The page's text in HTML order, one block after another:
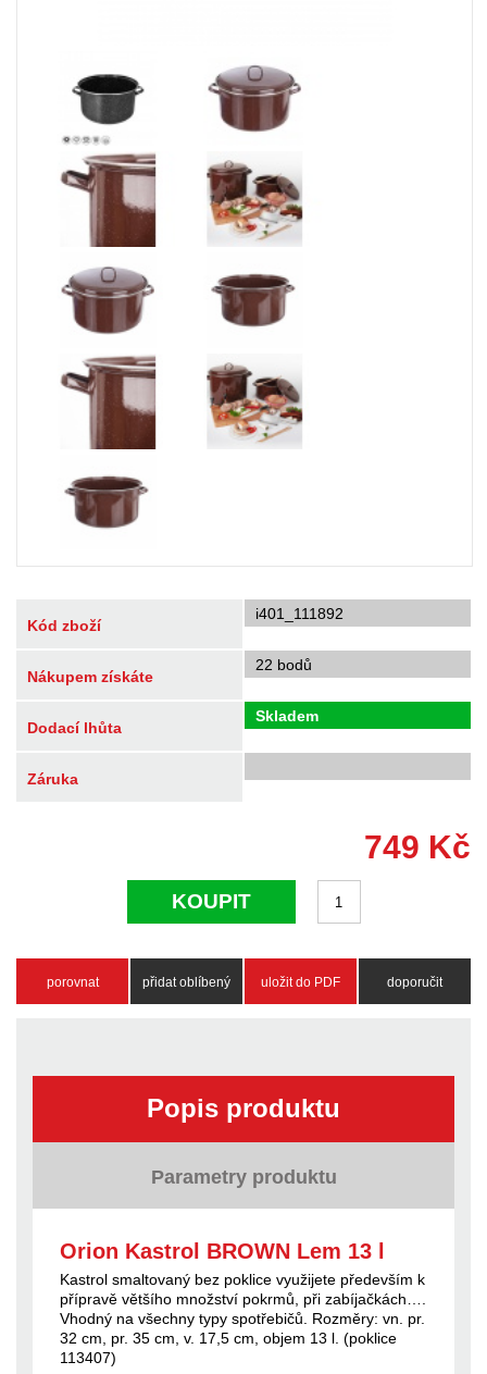
Kód zboží
i401_111892
Nákupem získáte
22 bodů
Dodací lhůta
Skladem
Záruka
749 Kč
KOUPIT
porovnat přidat oblíbený uložit do PDF doporučit
Popis produktu
Parametry produktu
Orion Kastrol BROWN Lem 13 l
Kastrol smaltovaný bez poklice využijete především k
přípravě většího množství pokrmů, při zabíjačkách….
Vhodný na všechny typy spotřebičů. Rozměry: vn. pr.
32 cm, pr. 35 cm, v. 17,5 cm, objem 13 l. (poklice
113407)